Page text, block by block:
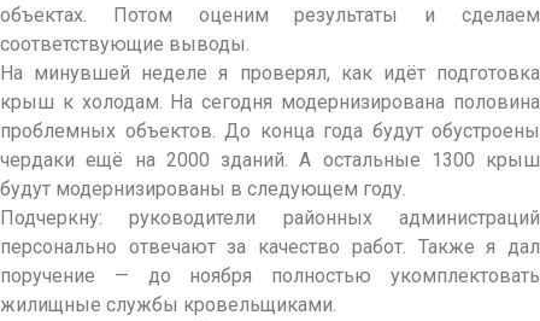
объектах. Потом оценим результаты и сделаем
соответствующие выводы.
На минувшей неделе я проверял, как идёт подготовка
крыш к холодам. На сегодня модернизирована половина
проблемных объектов. До конца года будут обустроены
чердаки ещё на 2000 зданий. А остальные 1300 крыш
будут модернизированы в следующем году.
Подчеркну: руководители районных администраций
персонально отве­чают за качество работ. Также я дал
поручение — до ноября полностью укомплектовать
жилищные службы кровельщиками.